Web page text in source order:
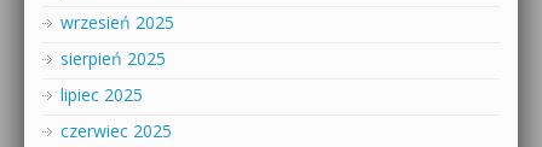
wrzesień 2025
sierpień 2025
lipiec 2025
czerwiec 2025